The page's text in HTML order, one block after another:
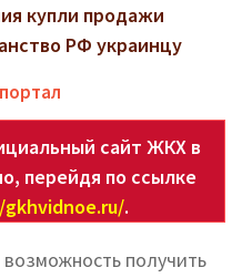
купли продажи
РФ украинцу
сайт ЖКХ в
перейдя по ссылке
.
получить